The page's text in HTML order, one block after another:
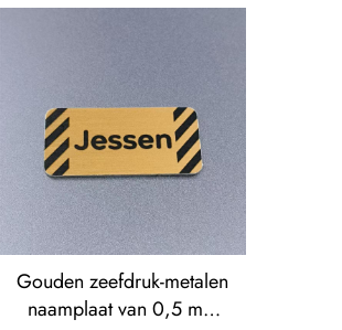
logo-naamplaten
Gouden zeefdruk-metalen
naamplaat van 0,5 mm